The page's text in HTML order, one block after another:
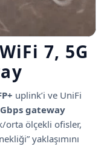
7, 5G
uplink’i ve UniFi
gateway
orta ölçekli ofisler,
yaklaşımını